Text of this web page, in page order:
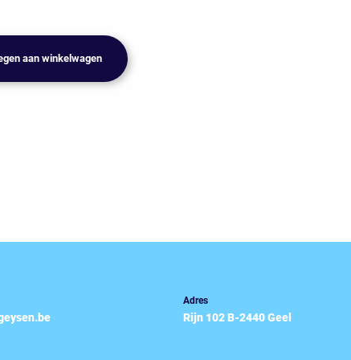
aan winkelwagen
Adres
Rijn 102 B-2440 Geel